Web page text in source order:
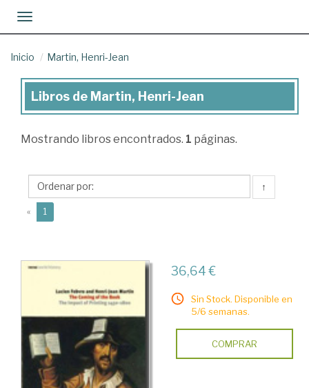
Toggle navigation
Inicio Martin, Henri-Jean
Libros
Martin,
Jean
Libros de Martin, Henri-Jean
Mostrando libros encontrados. 1 páginas.
↑
« 1
36,64 €
Sin Stock. Disponible en
5/6 semanas.
COMPRAR